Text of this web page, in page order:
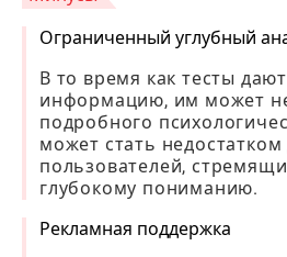
Ограниченный углубный
В то время как тесты
информацию, им может
подробного
может стать недостатком
пользователей,
глубокому пониманию.
Рекламная поддержка